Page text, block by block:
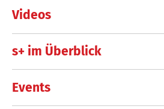
Videos
s+ im Überblick
Events